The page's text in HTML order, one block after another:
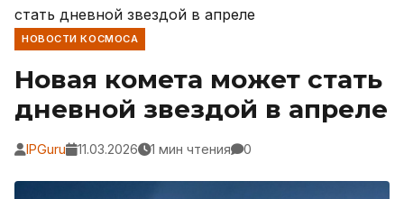
стать дневной звездой в апреле
НОВОСТИ КОСМОСА
Новая комета может стать
дневной звездой в апреле
IPGuru 11.03.2026 1 мин чтения 0